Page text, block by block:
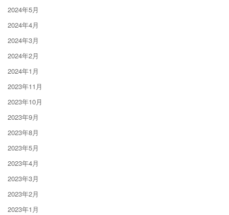
2024年5月
2024年4月
2024年3月
2024年2月
2024年1月
2023年11月
2023年10月
2023年9月
2023年8月
2023年5月
2023年4月
2023年3月
2023年2月
2023年1月